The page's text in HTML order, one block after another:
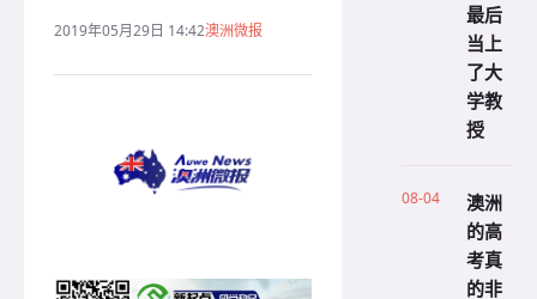
2019年05月29日 14:42澳洲微报
最后
当上
了大
学教
授
08-04
澳洲
的高
考真
的非